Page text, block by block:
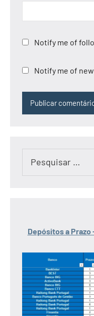
Notify me of
Notify me of
Depósitos a Prazo